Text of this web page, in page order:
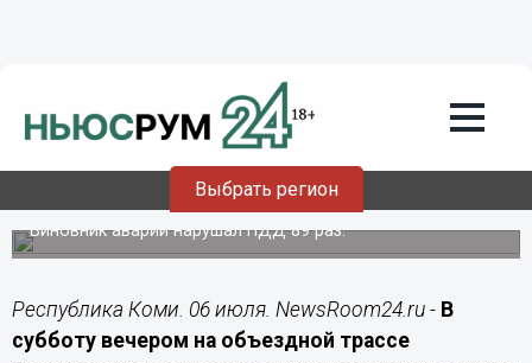
Выбрать регион
Женщина-водитель Kia и ее дочь
погибли в лобовом столкновении в
Виновник аварии нарушал ПДД 89 раз.
Республика Коми. 06 июля. NewsRoom24.ru - В
субботу вечером на объездной трассе